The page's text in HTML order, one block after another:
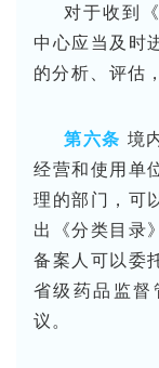
对于收到
中心应当及时
的分析、评估
第六条 境
经营和使用单
理的部门，可
出《分类目录
备案人可以委
省级药品监督
议。